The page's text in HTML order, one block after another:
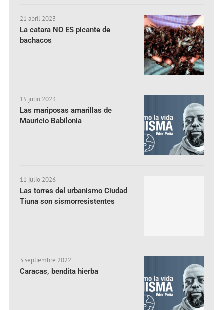
21 abril 2023
La catara NO ES picante de
bachacos
15 julio 2023
Las mariposas amarillas de
Mauricio Babilonia
11 julio 2026
Las torres del urbanismo Ciudad
Tiuna son sismorresistentes
3 septiembre 2022
Caracas, bendita hierba